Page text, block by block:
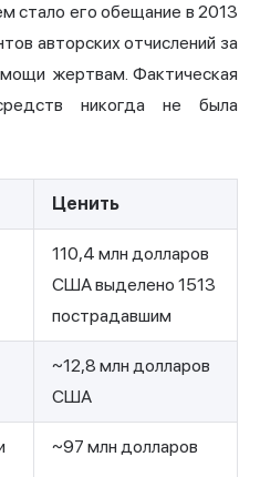
стало его обещание в 2013
авторских отчислений за
жертвам. Фактическая
никогда не была
Ценить
110,4 млн долларов
США выделено 1513
пострадавшим
~12,8 млн долларов
США
~97 млн долларов